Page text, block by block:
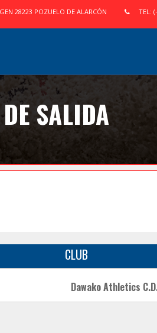
28223 POZUELO DE ALARCÓN TEL:
SALIDA
CLUB
Dawako Athletics